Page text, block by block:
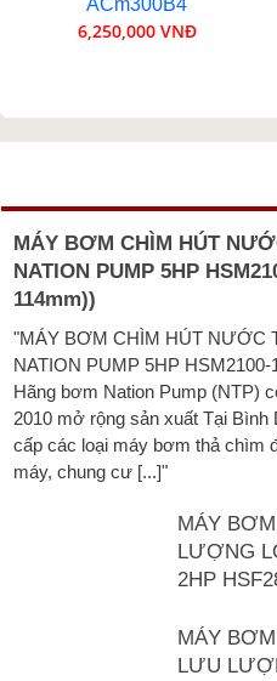
ACm300B4
6,250,000 VNĐ
MÁY BƠM CHÌM HÚT
NATION PUMP 5HP
114mm))
"MÁY BƠM CHÌM HÚT NƯỚC
NATION PUMP 5HP
Hãng bơm Nation Pump (NTP)
2010 mở rộng sản xuất Tại
cấp các loại máy bơm thả chìm
máy, chung cư [...]"
MÁY
LƯỢNG
2HP
MÁY
LƯU